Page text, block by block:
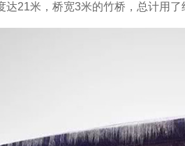
达21米，桥宽3米的竹桥，总计用